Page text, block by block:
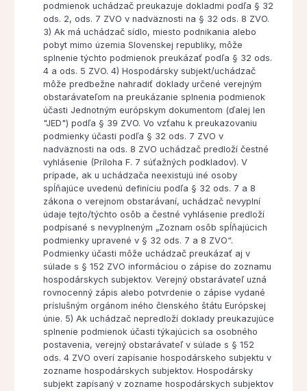
podmienok uchádzač preukazuje dokladmi podľa § 32
ods. 2, ods. 7 ZVO v nadväznosti na § 32 ods. 8 ZVO.
3) Ak má uchádzač sídlo, miesto podnikania alebo
pobyt mimo územia Slovenskej republiky, môže
splnenie týchto podmienok preukázať podľa § 32 ods.
4 a ods. 5 ZVO. 4) Hospodársky subjekt/uchádzač
môže predbežne nahradiť doklady určené verejným
obstarávateľom na preukázanie splnenia podmienok
účasti Jednotným európskym dokumentom (ďalej len
"JED") podľa § 39 ZVO. Vo vzťahu k preukazovaniu
podmienky účasti podľa § 32 ods. 7 ZVO v
nadväznosti na ods. 8 ZVO uchádzač predloží čestné
vyhlásenie (Príloha F. 7 súťažných podkladov). V
prípade, ak u uchádzača neexistujú iné osoby
spĺňajúce uvedenú definíciu podľa § 32 ods. 7 a 8
zákona o verejnom obstarávaní, uchádzač nevyplní
údaje tejto/týchto osôb a čestné vyhlásenie predloží
podpísané s nevyplneným „Zoznam osôb spĺňajúcich
podmienky upravené v § 32 ods. 7 a 8 ZVO“.
Podmienky účasti môže uchádzač preukázať aj v
súlade s § 152 ZVO informáciou o zápise do zoznamu
hospodárskych subjektov. Verejný obstarávateľ uzná
rovnocenný zápis alebo potvrdenie o zápise vydané
príslušným orgánom iného členského štátu Európskej
únie. 5) Ak uchádzač nepredloží doklady preukazujúce
splnenie podmienok účasti týkajúcich sa osobného
postavenia, verejný obstarávateľ v súlade s § 152
ods. 4 ZVO overí zapísanie hospodárskeho subjektu v
zozname hospodárskych subjektov. Hospodársky
subjekt zapísaný v zozname hospodárskych subjektov